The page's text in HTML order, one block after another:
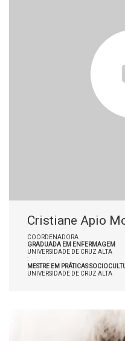
Cristiane Apio
COORDENADORA
GRADUADA EM ENFERMAGEM
UNIVERSIDADE DE CRUZ ALTA
:
MESTRE EM PRÁTICAS
UNIVERSIDADE DE CRUZ ALTA